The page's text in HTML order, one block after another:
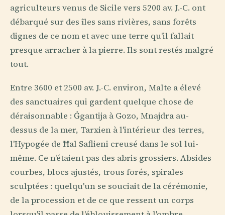
agriculteurs venus de Sicile vers 5200 av. J.-C. ont
débarqué sur des îles sans rivières, sans forêts
dignes de ce nom et avec une terre qu'il fallait
presque arracher à la pierre. Ils sont restés malgré
tout.
Entre 3600 et 2500 av. J.-C. environ, Malte a élevé
des sanctuaires qui gardent quelque chose de
déraisonnable : Ġgantija à Gozo, Mnajdra au-
dessus de la mer, Tarxien à l'intérieur des terres,
l'Hypogée de Ħal Saflieni creusé dans le sol lui-
même. Ce n'étaient pas des abris grossiers. Absides
courbes, blocs ajustés, trous forés, spirales
sculptées : quelqu'un se souciait de la cérémonie,
de la procession et de ce que ressent un corps